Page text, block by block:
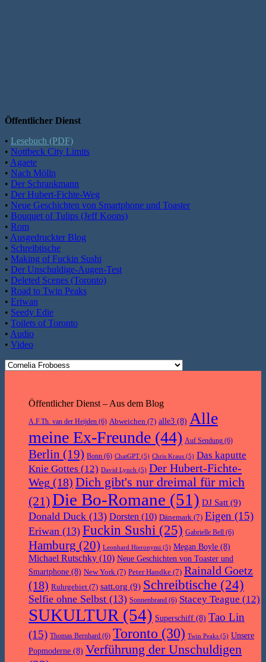
Öffentlicher Dienst
• Lesebuch (PDF)
• Nottbeck City Limits
• Agaete
• Nach Mölln
• Der Schrankmann
• Der Hubert-Fichte-Weg
• Neue Geschichten von Smartphone und Toaster
• Bouquet of Tulips (Jeff Koons)
• Rom
• Ausgedruckter Blog
• Schreibtische
• Making of Fuckin Sushi
• Der Unschuldige-Augen-Test
• Deleted Scenes (Toronto)
• Road to Twin Peaks
• Eriwan
• Seedy Edie
• Toilets of Toronto
• Audio
• Video
Öffentlicher Dienst – Aus dem Blog
A.F.Th. van der Heijden (6) Abweichen (7) alle3 (8) Alle
meine Ex-Freunde (44) Auf Sendung (6)
Berlin (19) Bonn (6) ChatGPT (5) Chris Kraus (5) Das kaputte
Knie Gottes (12) David Lynch (5) Der Hubert-Fichte-
Weg (18) Dich gibt's nur dreimal für mich
(21)Die Bo-Romane (51) DJ Satt (9)
Donald Duck (13) Dorsten (10) Dänemark (7) Eigen (15)
Eriwan (13) Fuckin Sushi (25) Gabrielle Bell (6)
Hamburg (20) Leonhard Hieronymi (5) Megan Boyle (8)
Michael Rutschky (10) Neue Geschichten von Toaster und
Smartphone (8) New York (7) Peter Handke (7) Rainald Goetz
(18) Ruhrgebiet (7) satt.org (9) Schreibtische (24)
Selfie ohne Selbst (13) Sonnenbrand (6) Stacey Teague (12)
SUKULTUR (54) Superschiff (8) Tao Lin
(15) Thomas Bernhard (6) Toronto (30) Twin Peaks (5) Unsere
Popmoderne (8) Verführung der Unschuldigen